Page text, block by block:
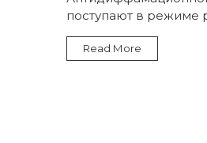
поступают в режиме
Read More